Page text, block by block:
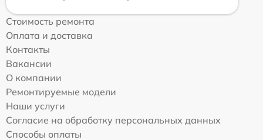
Стоимость ремонта
Оплата и доставка
Контакты
Вакансии
О компании
Ремонтируемые модели
Наши услуги
Согласие на обработку персональных данных
Способы оплаты